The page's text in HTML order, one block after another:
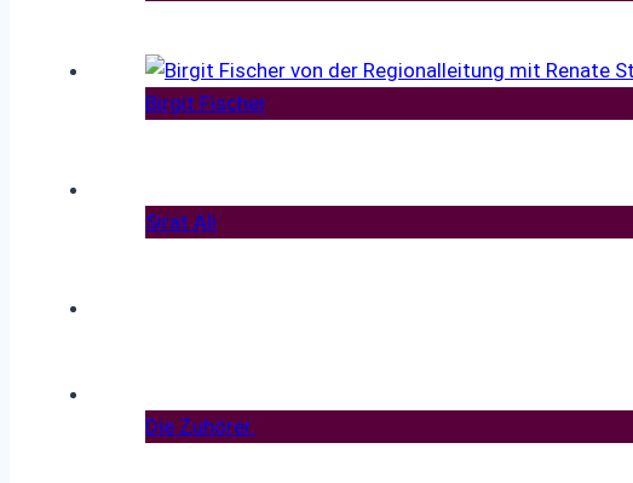
Birgit Fischer
Sirat Ali
Die Zuhörer.